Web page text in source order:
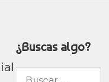
¿Buscas algo?
Buscar